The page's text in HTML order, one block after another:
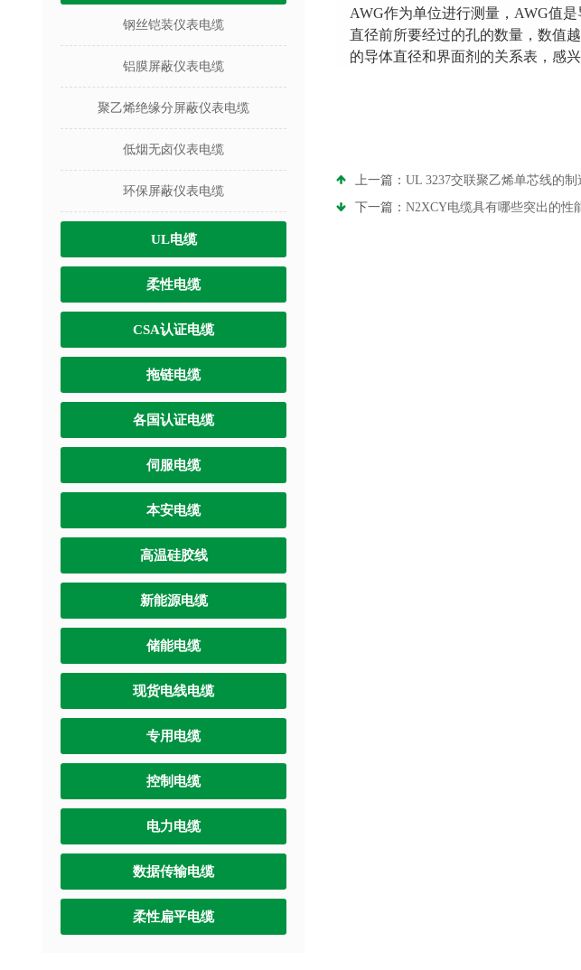
钢丝铠装仪表电缆
铝膜屏蔽仪表电缆
聚乙烯绝缘分屏蔽仪表电缆
低烟无卤仪表电缆
环保屏蔽仪表电缆
UL电缆
柔性电缆
CSA认证电缆
拖链电缆
各国认证电缆
伺服电缆
本安电缆
高温硅胶线
新能源电缆
储能电缆
现货电线电缆
专用电缆
控制电缆
电力电缆
数据传输电缆
柔性扁平电缆
AWG作为单位进行测量，AWG值
直径前所要经过的孔的数量，数值
的导体直径和界面剂的关系表，感
上一篇： UL 3237交联聚乙烯单芯线的
下一篇： N2XCY电缆具有哪些突出的性